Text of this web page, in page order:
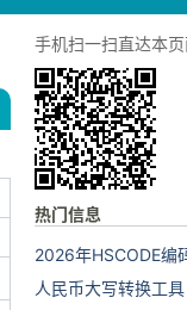
手机扫一扫直达本
热门信息
2026年HSCODE编
人民币大写转换工具